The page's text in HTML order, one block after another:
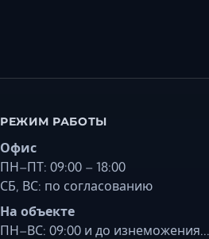
РЕЖИМ РАБОТЫ
Офис
ПН–ПТ: 09:00 – 18:00
СБ, ВС: по согласованию
На объекте
ПН–ВС: 09:00 и до изнеможения...